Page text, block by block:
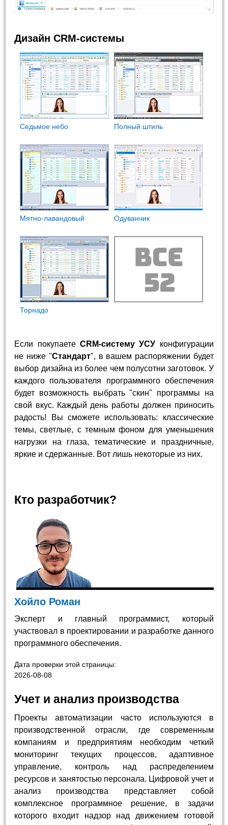
Дизайн CRM-системы
Седьмое небо Полный штиль
Мятно-лавандовый Одуванчик
Торнадо
Если покупаете CRM-систему УСУ конфигурации
не ниже "Стандарт", в вашем распоряжении будет
выбор дизайна из более чем полусотни заготовок. У
каждого пользователя программного обеспечения
будет возможность выбрать "скин" программы на
свой вкус. Каждый день работы должен приносить
радость! Вы сможете использовать: классические
темы, светлые, с темным фоном для уменьшения
нагрузки на глаза, тематические и праздничные,
яркие и сдержанные. Вот лишь некоторые из них.
Кто разработчик?
Хойло Роман
Эксперт и главный программист, который
участвовал в проектировании и разработке данного
программного обеспечения.
Дата проверки этой страницы:
2026-08-08
Учет и анализ производства
Проекты автоматизации часто используются в
производственной отрасли, где современным
компаниям и предприятиям необходим четкий
мониторинг текущих процессов, адаптивное
управление, контроль над распределением
ресурсов и занятостью персонала. Цифровой учет и
анализ производства представляет собой
комплексное программное решение, в задачи
которого входит надзор над движением готовой